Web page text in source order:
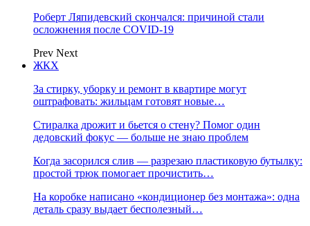
Роберт Ляпидевский скончался: причиной стали
осложнения после COVID-19
Prev Next
ЖКХ
За стирку, уборку и ремонт в квартире могут
оштрафовать: жильцам готовят новые…
Стиралка дрожит и бьется о стену? Помог один
дедовский фокус — больше не знаю проблем
Когда засорился слив — разрезаю пластиковую бутылку:
простой трюк помогает прочистить…
На коробке написано «кондиционер без монтажа»: одна
деталь сразу выдает бесполезный…